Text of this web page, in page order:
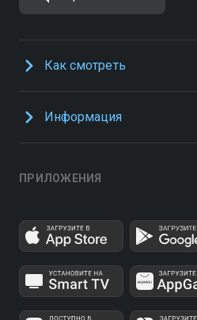
Как смотреть
Информация
ПРИЛОЖЕНИЯ